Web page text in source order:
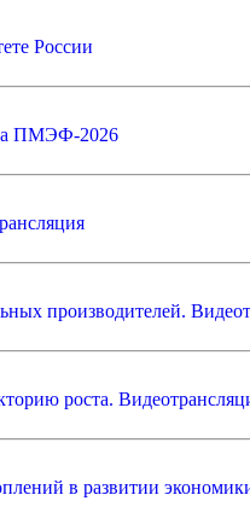
России
ПМЭФ-2026
производителей.
роста.
в развитии